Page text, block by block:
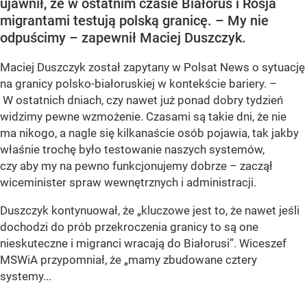
migrantami testują polską granicę. – My nie
odpuścimy – zapewnił Maciej Duszczyk.
Maciej Duszczyk został zapytany w Polsat News o sytuację
na granicy polsko-białoruskiej w kontekście bariery. –
W ostatnich dniach, czy nawet już ponad dobry tydzień
widzimy pewne wzmożenie. Czasami są takie dni, że nie
ma nikogo, a nagle się kilkanaście osób pojawia, tak jakby
właśnie trochę było testowanie naszych systemów,
czy aby my na pewno funkcjonujemy dobrze – zaczął
wiceminister spraw wewnętrznych i administracji.
Duszczyk kontynuował, że „kluczowe jest to, że nawet jeśli
dochodzi do prób przekroczenia granicy to są one
nieskuteczne i migranci wracają do Białorusi”. Wiceszef
MSWiA przypomniał, że „mamy zbudowane cztery
systemy...